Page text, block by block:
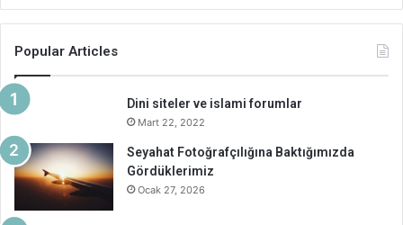
Popular Articles
Dini siteler ve islami forumlar
Mart 22, 2022
Seyahat Fotoğrafçılığına Baktığımızda
Gördüklerimiz
Ocak 27, 2026